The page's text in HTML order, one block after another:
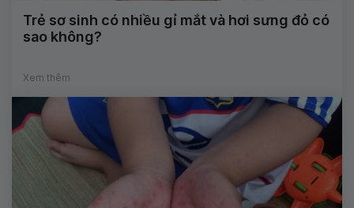
Trẻ sơ sinh có nhiều gỉ mắt và hơi sưng đỏ có
sao không?
Xem thêm